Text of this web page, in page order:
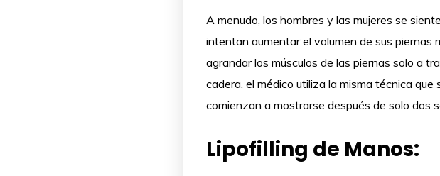
A menudo, los hombres y las mujeres se
intentan aumentar el volumen de sus
agrandar los músculos de las piernas solo a
cadera, el médico utiliza la misma técnica
comienzan a mostrarse después de solo dos
Lipofilling de Manos: